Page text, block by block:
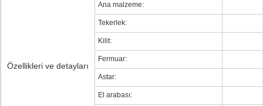
Özellikleri ve detayları
Ana malzeme:
Tekerlek:
Kilit:
Fermuar:
Astar:
El arabası: